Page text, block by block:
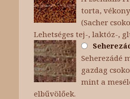
torta,
(Sacher
Lehetséges tej-, laktóz-,
Seherezádé
gazdag
mint a
elbűvölőek.